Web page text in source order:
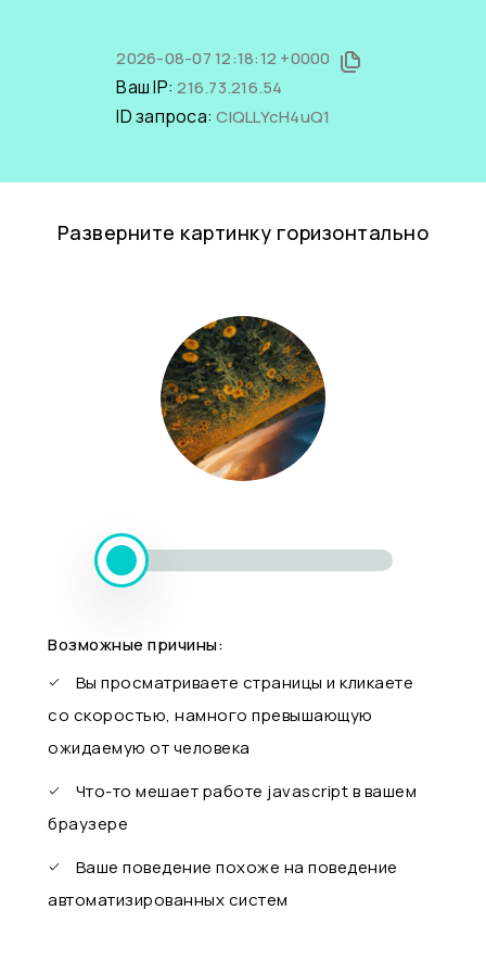
2026-08-07 12:18:12 +0000
Ваш IP:216.73.216.54
ID запроса:CIQLLYcH4uQ1
Разверните картинку горизонтально
Возможные причины:
Вы просматриваете страницы и кликаете
со скоростью, намного превышающую
ожидаемую от человека
Что-то мешает работе javascript в вашем
браузере
Ваше поведение похоже на поведение
автоматизированных систем